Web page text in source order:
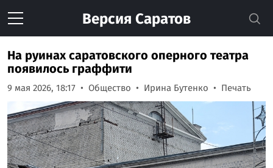
Версия Саратов
На руинах саратовского оперного театра
появилось граффити
9 мая 2026, 18:17 Общество Ирина Бутенко Печать